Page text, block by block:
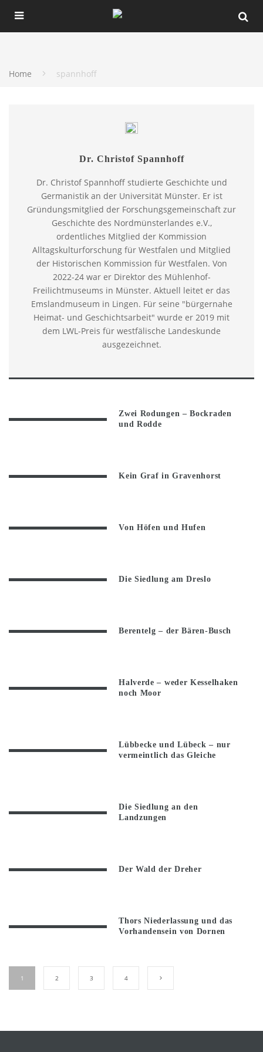
Home spannhoff
Dr. Christof Spannhoff
Dr. Christof Spannhoff studierte Geschichte und
Germanistik an der Universität Münster. Er ist
Gründungsmitglied der Forschungsgemeinschaft zur
Geschichte des Nordmünsterlandes e.V.,
ordentliches Mitglied der Kommission
Alltagskulturforschung für Westfalen und Mitglied
der Historischen Kommission für Westfalen. Von
2022-24 war er Direktor des Mühlenhof-
Freilichtmuseums in Münster. Aktuell leitet er das
Emslandmuseum in Lingen. Für seine "bürgernahe
Heimat- und Geschichtsarbeit" wurde er 2019 mit
dem LWL-Preis für westfälische Landeskunde
ausgezeichnet.
Zwei Rodungen – Bockraden
und Rodde
Kein Graf in Gravenhorst
Von Höfen und Hufen
Die Siedlung am Dreslo
Berentelg – der Bären-Busch
Halverde – weder Kesselhaken
noch Moor
Lübbecke und Lübeck – nur
vermeintlich das Gleiche
Die Siedlung an den
Landzungen
Der Wald der Dreher
Thors Niederlassung und das
Vorhandensein von Dornen
1 2 3 4